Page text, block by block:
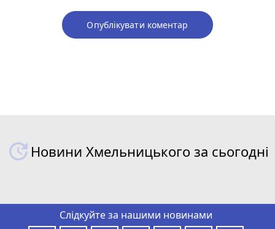
Опублікувати коментар
Новини Хмельницького за сьогодні
Слідкуйте за нашими новинами